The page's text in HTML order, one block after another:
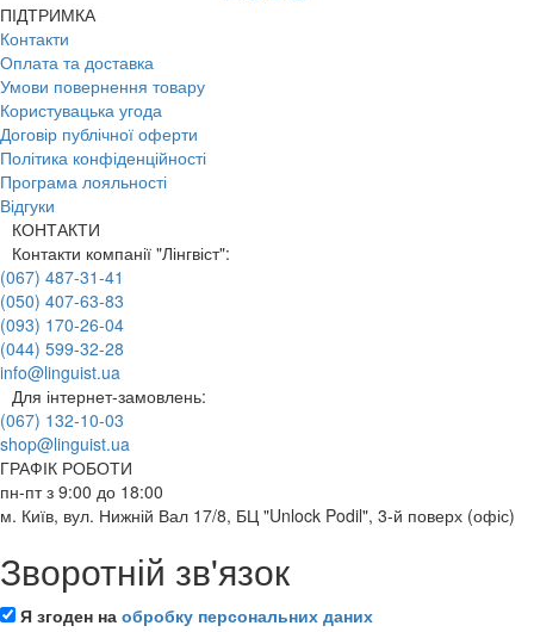
ПІДТРИМКА
Контакти
Оплата та доставка
Умови повернення товару
Користувацька угода
Договір публічної оферти
Політика конфіденційності
Програма лояльності
Відгуки
КОНТАКТИ
Контакти компанії "Лінгвіст":
(067) 487-31-41
(050) 407-63-83
(093) 170-26-04
(044) 599-32-28
info@linguist.ua
Для інтернет-замовлень:
(067) 132-10-03
shop@linguist.ua
ГРАФІК РОБОТИ
пн-пт з 9:00 до 18:00
м. Київ, вул. Нижній Вал 17/8, БЦ "Unlock Podil", 3-й поверх (офіс)
Зворотній зв'язок
Я згоден на обробку персональних даних